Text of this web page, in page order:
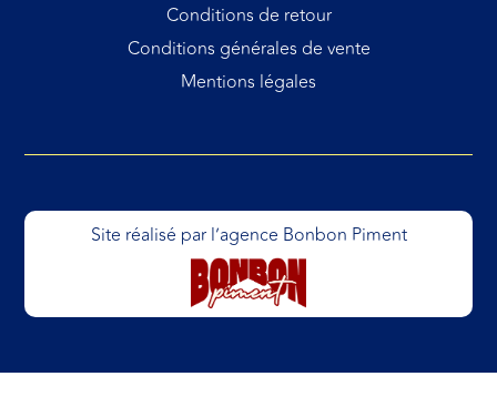
Conditions de retour
Conditions générales de vente
Mentions légales
Site réalisé par l’agence Bonbon Piment